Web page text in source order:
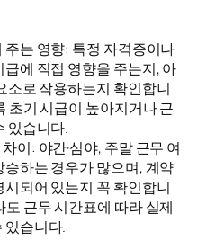
주는 영향: 특정 자격증이나
에 직접 영향을 주는지, 아
소로 작용하는지 확인합니
초기 시급이 높아지거나 근
있습니다.
이: 야간·심야, 주말 근무 여
승하는 경우가 많으며, 계약
되어 있는지 꼭 확인합니
근무 시간표에 따라 실제
있습니다.